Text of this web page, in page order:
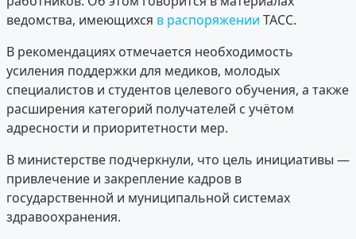
ведомства, имеющихся в распоряжении ТАСС.
В рекомендациях отмечается необходимость
усиления поддержки для медиков, молодых
специалистов и студентов целевого обучения, а также
расширения категорий получателей с учётом
адресности и приоритетности мер.
В министерстве подчеркнули, что цель инициативы —
привлечение и закрепление кадров в
государственной и муниципальной системах
здравоохранения.